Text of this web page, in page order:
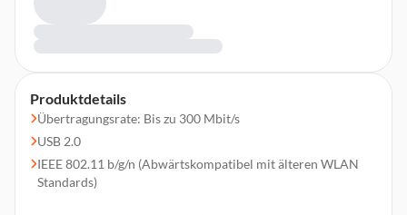
Produktdetails
Übertragungsrate: Bis zu 300 Mbit/s
USB 2.0
IEEE 802.11 b/g/n (Abwärtskompatibel mit älteren WLAN
Standards)